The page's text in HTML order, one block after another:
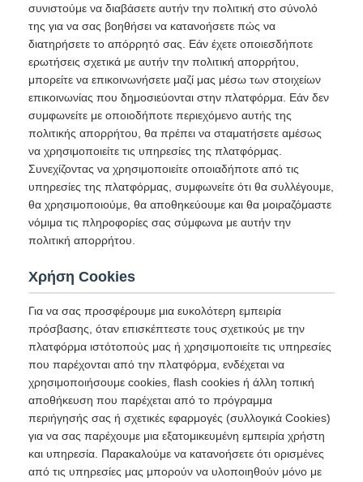
συνιστούμε να διαβάσετε αυτήν την πολιτική στο σύνολό
της για να σας βοηθήσει να κατανοήσετε πώς να
διατηρήσετε το απόρρητό σας. Εάν έχετε οποιεσδήποτε
ερωτήσεις σχετικά με αυτήν την πολιτική απορρήτου,
μπορείτε να επικοινωνήσετε μαζί μας μέσω των στοιχείων
επικοινωνίας που δημοσιεύονται στην πλατφόρμα. Εάν δεν
συμφωνείτε με οποιοδήποτε περιεχόμενο αυτής της
πολιτικής απορρήτου, θα πρέπει να σταματήσετε αμέσως
να χρησιμοποιείτε τις υπηρεσίες της πλατφόρμας.
Συνεχίζοντας να χρησιμοποιείτε οποιαδήποτε από τις
υπηρεσίες της πλατφόρμας, συμφωνείτε ότι θα συλλέγουμε,
θα χρησιμοποιούμε, θα αποθηκεύουμε και θα μοιραζόμαστε
νόμιμα τις πληροφορίες σας σύμφωνα με αυτήν την
πολιτική απορρήτου.
Χρήση Cookies
Για να σας προσφέρουμε μια ευκολότερη εμπειρία
πρόσβασης, όταν επισκέπτεστε τους σχετικούς με την
πλατφόρμα ιστότοπούς μας ή χρησιμοποιείτε τις υπηρεσίες
που παρέχονται από την πλατφόρμα, ενδέχεται να
χρησιμοποιήσουμε cookies, flash cookies ή άλλη τοπική
αποθήκευση που παρέχεται από το πρόγραμμα
περιήγησής σας ή σχετικές εφαρμογές (συλλογικά Cookies)
για να σας παρέχουμε μια εξατομικευμένη εμπειρία χρήστη
και υπηρεσία. Παρακαλούμε να κατανοήσετε ότι ορισμένες
από τις υπηρεσίες μας μπορούν να υλοποιηθούν μόνο με